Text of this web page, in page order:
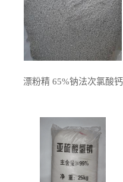
漂粉精 65%钠法次氯酸钙